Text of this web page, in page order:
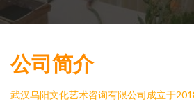
公司简介
武汉乌阳文化艺术咨询有限公司成立于